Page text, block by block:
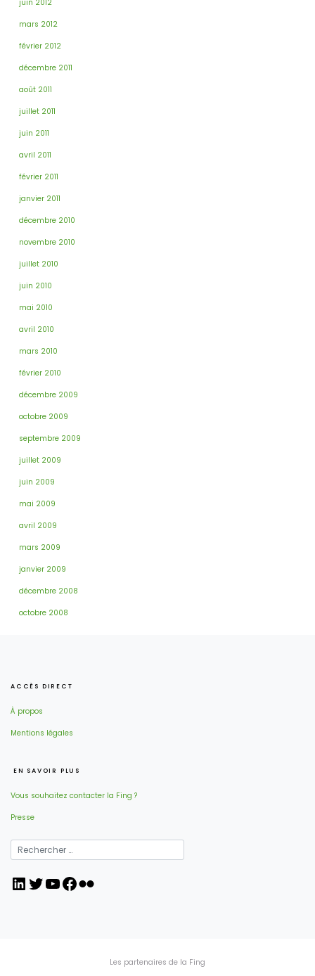
juin 2012
mars 2012
février 2012
décembre 2011
août 2011
juillet 2011
juin 2011
avril 2011
février 2011
janvier 2011
décembre 2010
novembre 2010
juillet 2010
juin 2010
mai 2010
avril 2010
mars 2010
février 2010
décembre 2009
octobre 2009
septembre 2009
juillet 2009
juin 2009
mai 2009
avril 2009
mars 2009
janvier 2009
décembre 2008
octobre 2008
ACCÈS DIRECT
À propos
Mentions légales
EN SAVOIR PLUS
Vous souhaitez contacter la Fing ?
Presse
LinkedIn
Twitter
YouTube
Facebook
Flickr
Les partenaires de la Fing